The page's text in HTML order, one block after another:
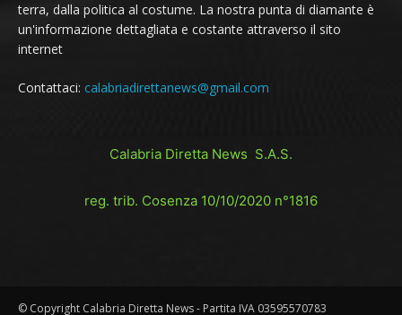
terra, dalla politica al costume. La nostra punta di diamante è
un'informazione dettagliata e costante attraverso il sito
internet
Contattaci: calabriadirettanews@gmail.com
Calabria Diretta News S.A.S.
reg. trib. Cosenza 10/10/2020 n°1816
© Copyright Calabria Diretta News - Partita IVA 03595570783